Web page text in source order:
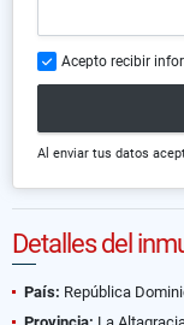
Acepto recibir
Al enviar tus datos
Detalles del
País: República